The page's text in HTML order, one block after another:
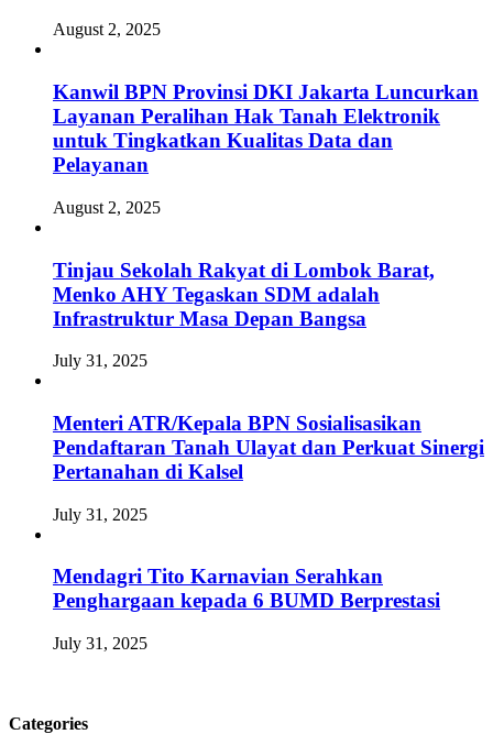
August 2, 2025
Kanwil BPN Provinsi DKI Jakarta Luncurkan
Layanan Peralihan Hak Tanah Elektronik
untuk Tingkatkan Kualitas Data dan
Pelayanan
August 2, 2025
Tinjau Sekolah Rakyat di Lombok Barat,
Menko AHY Tegaskan SDM adalah
Infrastruktur Masa Depan Bangsa
July 31, 2025
Menteri ATR/Kepala BPN Sosialisasikan
Pendaftaran Tanah Ulayat dan Perkuat Sinergi
Pertanahan di Kalsel
July 31, 2025
Mendagri Tito Karnavian Serahkan
Penghargaan kepada 6 BUMD Berprestasi
July 31, 2025
Categories